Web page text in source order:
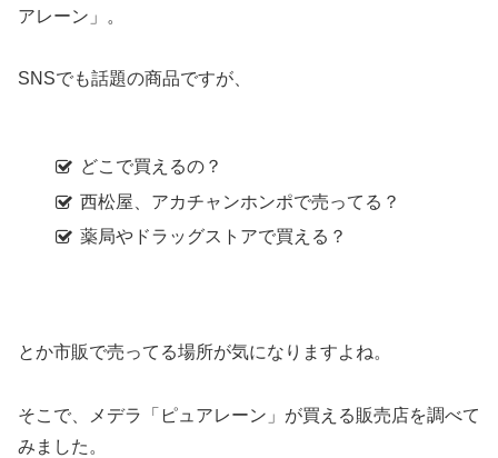
アレーン」。
SNSでも話題の商品ですが、
どこで買えるの？
西松屋、アカチャンホンポで売ってる？
薬局やドラッグストアで買える？
とか市販で売ってる場所が気になりますよね。
そこで、メデラ「ピュアレーン」が買える販売店を調べて
みました。